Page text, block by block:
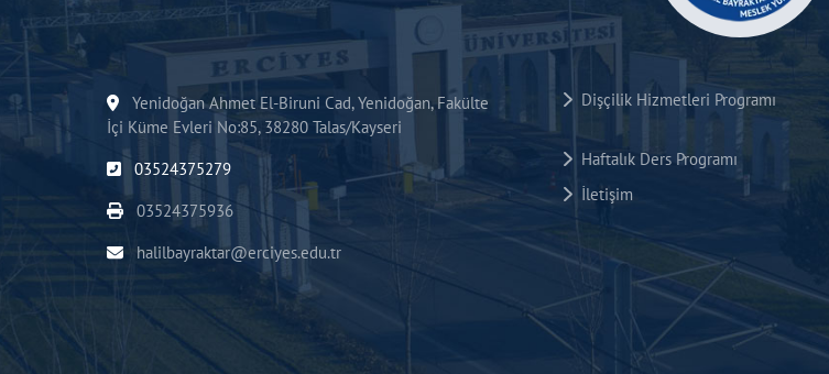
Yenidoğan Ahmet El-Biruni Cad, Yenidoğan, Fakülte
İçi Küme Evleri No:85, 38280 Talas/Kayseri
03524375279
03524375936
halilbayraktar@erciyes.edu.tr
Dişçilik Hizmetleri Programı
Haftalık Ders Programı
İletişim